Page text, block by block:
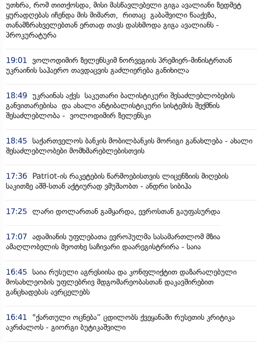
უთხრა, რომ თითქოსდა, მისი მასწავლებელი გიგა ავალიანი ზედმეტ
ყურადღებას იჩენდა მის მიმართ, რითაც გაბაშვილი წააქეზა,
თანამზრახველებთან ერთად თავს დასხმოდა გიგა ავალიანს -
პროკურატურა
19:01 ვოლოდიმირ ზელენსკიმ ნორვეგიის პრემიერ-მინისტრთან
უკრაინის საჰაერო თავდაცვის გაძლიერება განიხილა
18:49 უკრაინას აქვს საკუთარი ბალისტიკური შესაძლებლობების
განვითარებისა და ახალი ანტიბალისტიკური სისტემის შექმნის
შესაძლებლობა - ვოლოდიმირ ზელენსკი
18:45 საქართველოს ბანკის მობილბანკის მორიგი განახლება - ახალი
შესაძლებლობები მომხმარებლებისთვის
17:36
Patriot-ის რაკეტების წარმოებისთვის ლიცენზიის მიღების
საკითზე აშშ-სთან აქტიურად ვმუშაობთ - ანდრი სიბიჰა
17:25 ლარი დოლართან გამყარდა, ევროსთან გაუფასურდა
17:07 ადამიანის უფლებათა ევროპულმა სასამართლომ მზია
ამაღლობელის მეოთხე საჩივარი დაარეგისტრირა - საია
16:45 საია რუსული აგრესიისა და კონფლიქტით დაზარალებული
მოსახლეობის უფლებრივ მდგომარეობასთან დაკავშირებით
განცხადებას ავრცელებს
16:41
"ქართული ოცნება“ ცდილობს ქვეყანაში რუსეთის კრიტიკა
აკრძალოს - გიორგი ბუტიკაშვილი